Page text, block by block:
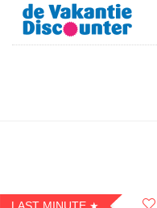
LAST MINUTE